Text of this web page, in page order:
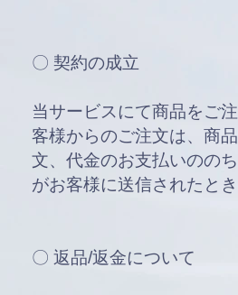
〇 契約の成立
当サービスにて商品をご
客様からのご注文は、商
文、代金のお支払いのの
がお客様に送信されたと
〇 返品/返金について